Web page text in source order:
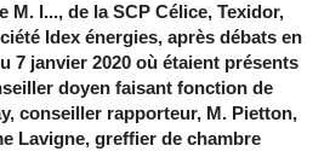
M. I..., de la SCP Célice, Texidor,
Idex énergies, après débats en
7 janvier 2020 où étaient présents
doyen faisant fonction de
conseiller rapporteur, M. Pietton,
Lavigne, greffier de chambre,